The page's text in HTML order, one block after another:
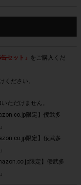
セット」
をご購入くだ
ください。
ただけません。
限定】佞武多
限定】佞武多
限定】佞武多